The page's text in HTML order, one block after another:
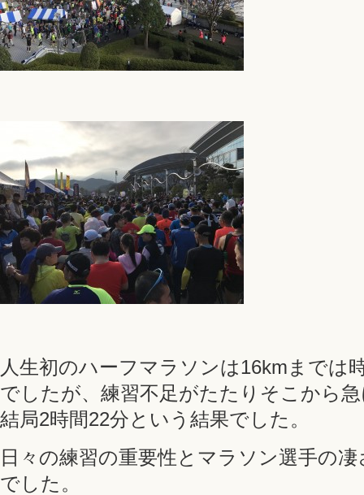
人生初のハーフマラソンは16kmまでは
でしたが、練習不足がたたりそこから
結局2時間22分という結果でした。
日々の練習の重要性とマラソン選手の
でした。